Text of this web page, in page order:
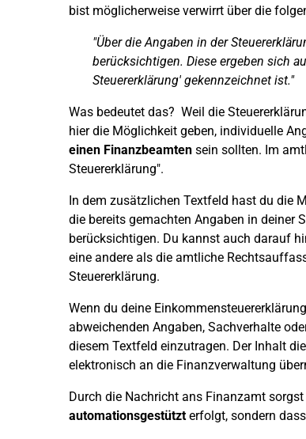
bist möglicherweise verwirrt über die
"Über die Angaben in der
berücksichtigen. Diese ergeben sich
Steuererklärung' gekennzeichnet ist."
Was bedeutet das? Weil die
hier die Möglichkeit geben, individuelle
einen Finanzbeamten sein sollten. Im
Steuererklärung".
In dem zusätzlichen Textfeld hast du die
die bereits gemachten Angaben in deiner
berücksichtigen. Du kannst auch darauf
eine andere als die amtliche
Steuererklärung.
Wenn du deine
abweichenden Angaben, Sachverhalte
diesem Textfeld einzutragen. Der Inhalt
elektronisch an die Finanzverwaltung
Durch die Nachricht ans Finanzamt
automationsgestützterfolgt, sondern